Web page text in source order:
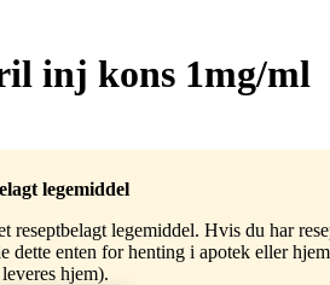
inj kons 1mg/ml
legemiddel
reseptbelagt legemiddel. Hvis du har
dette enten for henting i apotek eller
hjem).